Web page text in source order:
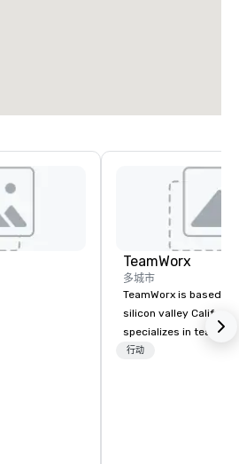
Hotel
Mockingbird
TeamWorx
多城市
TeamWorx is based
silicon valley
specializes in team
tech companies and
行动